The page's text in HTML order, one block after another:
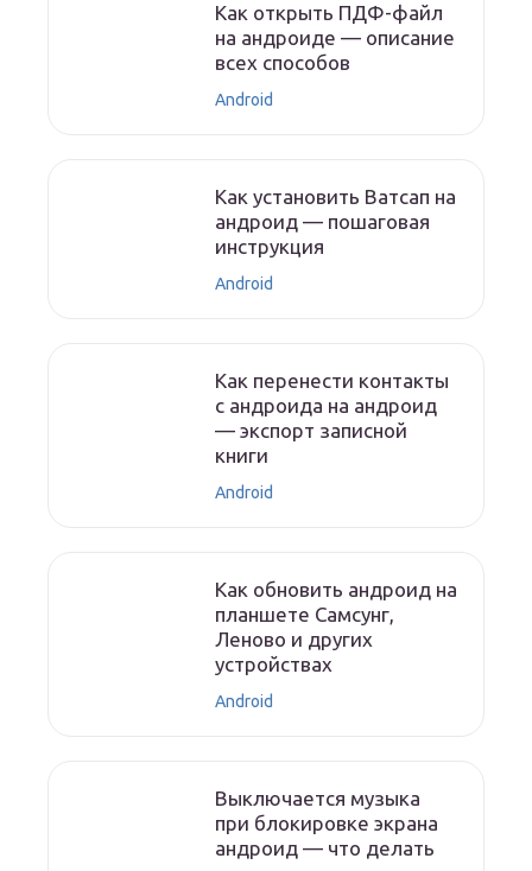
Как открыть ПДФ-файл
на андроиде — описание
всех способов
Android
Как установить Ватсап на
андроид — пошаговая
инструкция
Android
Как перенести контакты
с андроида на андроид
— экспорт записной
книги
Android
Как обновить андроид на
планшете Самсунг,
Леново и других
устройствах
Android
Выключается музыка
при блокировке экрана
андроид — что делать